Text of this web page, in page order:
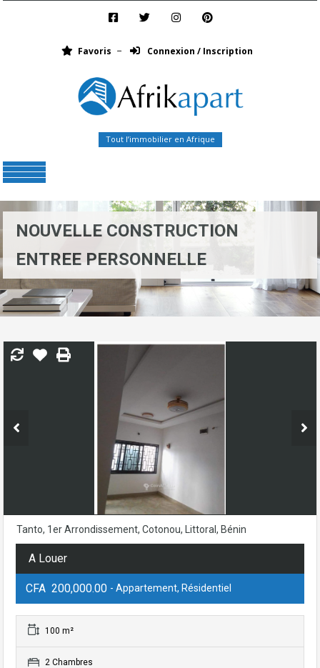
Favoris Connexion / Inscription
Tout l’immobilier en Afrique
NOUVELLE CONSTRUCTION
ENTREE PERSONNELLE
Tanto, 1er Arrondissement, Cotonou, Littoral, Bénin
A Louer
CFA 200,000.00 - Appartement, Résidentiel
100 m²
2 Chambres